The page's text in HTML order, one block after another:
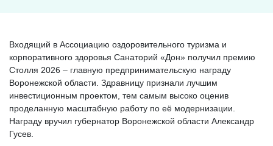
Входящий в Ассоциацию оздоровительного туризма и
корпоративного здоровья Санаторий «Дон» получил премию
Столля 2026 – главную предпринимательскую награду
Воронежской области. Здравницу признали лучшим
инвестиционным проектом, тем самым высоко оценив
проделанную масштабную работу по её модернизации.
Награду вручил губернатор Воронежской области Александр
Гусев.